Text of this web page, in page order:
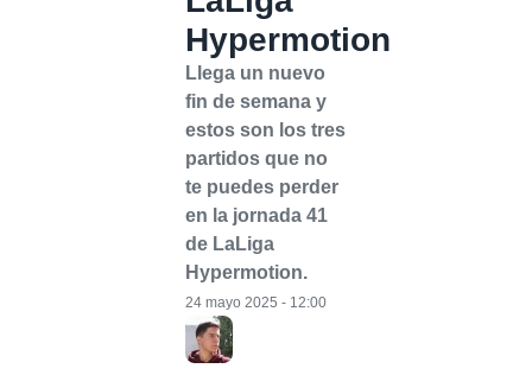
Hypermotion
Llega un nuevo
fin de semana y
estos son los tres
partidos que no
te puedes perder
en la jornada 41
de LaLiga
Hypermotion.
24 mayo 2025 - 12:00